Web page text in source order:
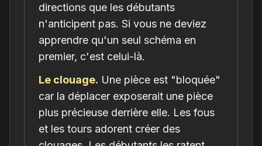
directions que les débutants
n'anticipent pas. Si vous ne deviez
apprendre qu'un seul schéma en
premier, c'est celui-là.
Le clouage. Une pièce est "bloquée"
car la déplacer exposerait une pièce
plus précieuse derrière elle. Les fous
et les tours adorent créer des